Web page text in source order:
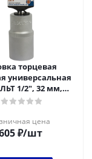
торцевая
универсальная
1/2", 32 мм,
Cr-V (1 шт.) подвес
цена
₽/шт